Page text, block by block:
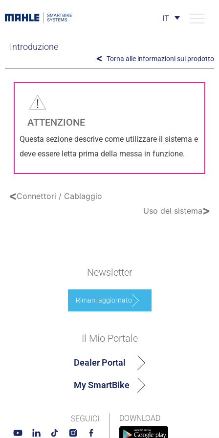
IT
Introduzione
Torna alle informazioni sul prodotto
ATTENZIONE
Questa sezione descrive come utilizzare il sistema e
deve essere letta prima della messa in funzione.
<Connettori / Cablaggio
Uso del sistema>
Newsletter
Rimani aggiornato
DOWNLOAD
Il Mio Portale
Dealer Portal
My SmartBike
SEGUICI